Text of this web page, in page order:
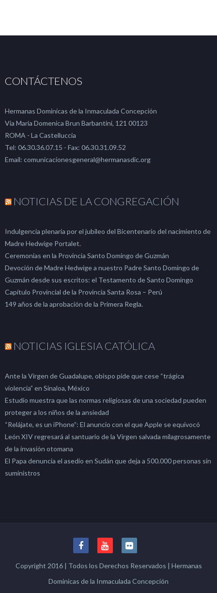
CONTÁCTENOS
Hermanas Dominicas de la Inmaculada Concepción
Via Maria Domenica Brun Barbantini, 121 00123
ROMA - La Castelluccia
Tel: 06.30.36.07.15 - Fax: 06.30.31.09.52
Email: comunicacionesgeneral@hermanasdic.org
NOTICIAS DE LA CONGREGACIÓN
Indulgencia plenaria por el jubileo del Bicentenario del nacimiento de
Madre Hedwige Portalet.
Ceremonias en la Provincia Santo Domingo de Guzmán
Devoción de Madre Hedwige a nuestro Padre Santo Domingo de
Guzmán desde sus escritos: el Testamento de Santo Domingo
Capítulo Provincial de la Provincia Santa Rosa – Perú
149 años de la aprobación de la Primera Regla.
NOTICIAS IGLESIA CATÓLICA
Ante la Virgen de Guadalupe, obispo pide que cese “trágica
violencia” en Sinaloa, México
Estudio muestra que las normas religiosas de una sociedad pueden
proteger a los niños de la ansiedad
“Relájate, es un iPhone”: El anuncio con el que Apple se equivocó
León XIV regresará al santuario de la Virgen salvada milagrosamente
de la invasión otomana
El Papa denuncia el asedio en Sudán que deja a 500.000 personas sin
suministros
Copyright 2016 | Todos los Derechos Reservados | Hermanas
Dominicas de la Inmaculada Concepción